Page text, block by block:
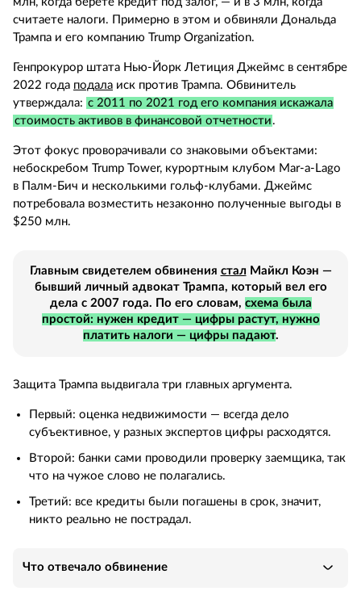
считаете налоги. Примерно в этом и обвиняли Дональда
Трампа и его компанию Trump Organization.
Генпрокурор штата Нью-Йорк Летиция Джеймс в сентябре
2022 года подала иск против Трампа. Обвинитель
утверждала: с 2011 по 2021 год его компания искажала
стоимость активов в финансовой отчетности .
Этот фокус проворачивали со знаковыми объектами:
небоскребом Trump Tower, курортным клубом Mar-a-Lago
в Палм-Бич и несколькими гольф-клубами. Джеймс
потребовала возместить незаконно полученные выгоды в
$250 млн.
Главным свидетелем обвинения стал Майкл Коэн —
бывший личный адвокат Трампа, который вел его
дела с 2007 года. По его словам, схема была
простой: нужен кредит — цифры растут, нужно
платить налоги — цифры падают.
Защита Трампа выдвигала три главных аргумента.
Первый: оценка недвижимости — всегда дело
субъективное, у разных экспертов цифры расходятся.
Второй: банки сами проводили проверку заемщика, так
что на чужое слово не полагались.
Третий: все кредиты были погашены в срок, значит,
никто реально не пострадал.
Что отвечало обвинение